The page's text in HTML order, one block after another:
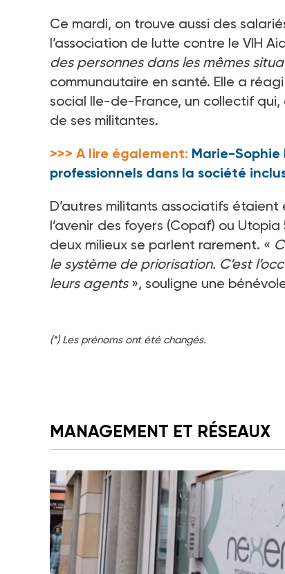
Ce mardi, on trouve aussi des
l’association de lutte contre le VIH
des personnes dans les mêmes
communautaire en santé. Elle a
social Ile-de-France, un collectif qui,
de ses militantes.
>>> A lire également: Marie-Sophie
professionnels dans la société
D’autres militants associatifs
l’avenir des foyers (Copaf) ou Utopia
deux milieux se parlent rarement. «
le système de priorisation. C’est
leurs agents », souligne une
(*) Les prénoms ont été changés.
MANAGEMENT ET RÉSEAUX